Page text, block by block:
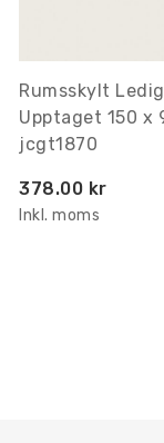
Rumsskylt
Upptaget 150 x
jcgt1870
378.00 kr
Inkl. moms